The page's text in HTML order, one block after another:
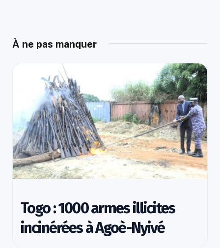
À ne pas manquer
Togo : 1000 armes illicites
incinérées à Agoè-Nyivé